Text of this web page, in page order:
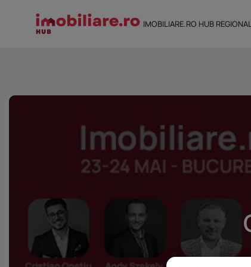
IMOBILIARE.RO HUB REGIONAL
STUDIU
încredere mai...
25 noiembrie 2025